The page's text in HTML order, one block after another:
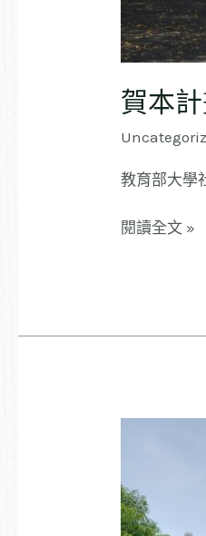
賀本
教育部大學
閱讀全文 »
導
覽
解